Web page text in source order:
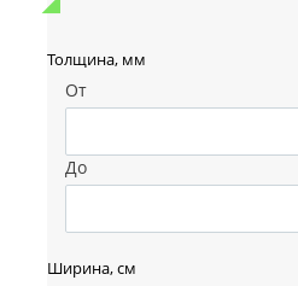
Толщина, мм
От
До
Ширина, см